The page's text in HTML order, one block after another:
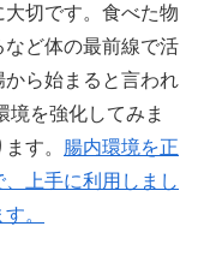
切です。食べた物
ど体の最前線で活
ら始まると言われ
境を強化してみま
す。 腸内環境を正
上手に利用しまし
。